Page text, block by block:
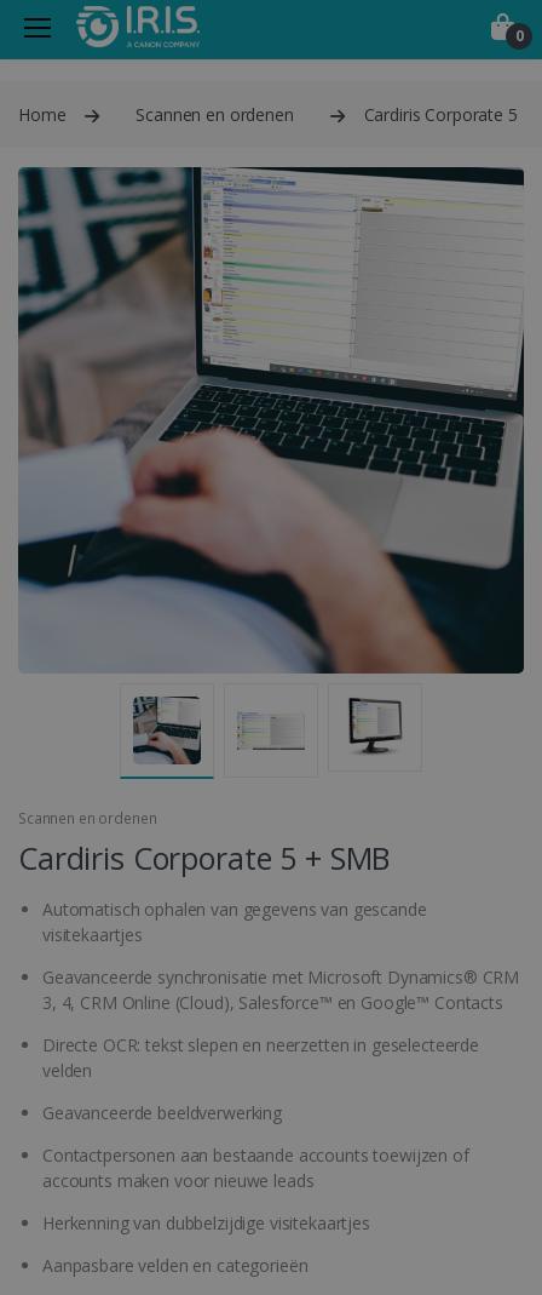
0
Home Scannen en ordenen Cardiris Corporate 5 +
Scannen en ordenen
Cardiris Corporate 5 + SMB
Automatisch ophalen van gegevens van gescande
visitekaartjes
Geavanceerde synchronisatie met Microsoft Dynamics® CRM
3, 4, CRM Online (Cloud), Salesforce™ en Google™ Contacts
Directe OCR: tekst slepen en neerzetten in geselecteerde
velden
Geavanceerde beeldverwerking
Contactpersonen aan bestaande accounts toewijzen of
accounts maken voor nieuwe leads
Herkenning van dubbelzijdige visitekaartjes
Aanpasbare velden en categorieën